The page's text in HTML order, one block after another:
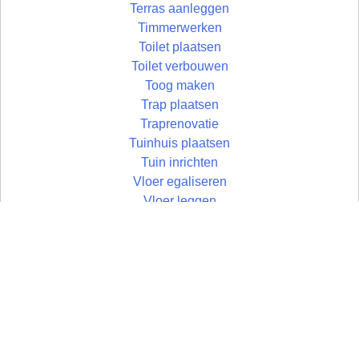
Terras aanleggen
Timmerwerken
Toilet plaatsen
Toilet verbouwen
Toog maken
Trap plaatsen
Traprenovatie
Tuinhuis plaatsen
Tuin inrichten
Vloer egaliseren
Vloer leggen